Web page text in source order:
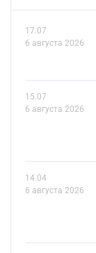
17.07
6 августа 2026
15.07
6 августа 2026
14.04
6 августа 2026